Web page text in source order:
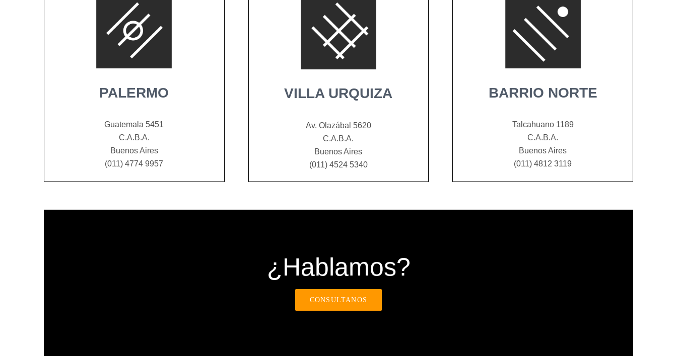
PALERMO
Guatemala 5451
C.A.B.A.
Buenos Aires
(011) 4774 9957
VILLA URQUIZA
Av. Olazábal 5620
C.A.B.A.
Buenos Aires
(011) 4524 5340
BARRIO NORTE
Talcahuano 1189
C.A.B.A.
Buenos Aires
(011) 4812 3119
¿Hablamos?
CONSULTANOS